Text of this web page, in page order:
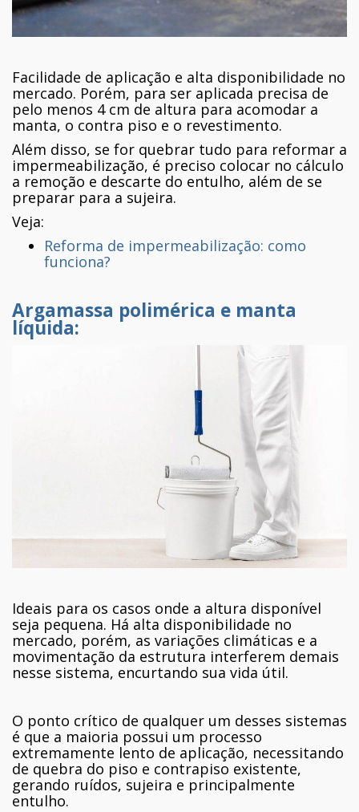
Facilidade de aplicação e alta disponibilidade no
mercado. Porém, para ser aplicada precisa de
pelo menos 4 cm de altura para acomodar a
manta, o contra piso e o revestimento.
Além disso, se for quebrar tudo para reformar a
impermeabilização, é preciso colocar no cálculo
a remoção e descarte do entulho, além de se
preparar para a sujeira.
Veja:
Reforma de impermeabilização: como
funciona?
Argamassa polimérica e manta
líquida:
Ideais para os casos onde a altura disponível
seja pequena. Há alta disponibilidade no
mercado, porém, as variações climáticas e a
movimentação da estrutura interferem demais
nesse sistema, encurtando sua vida útil.
O ponto crítico de qualquer um desses sistemas
é que a maioria possui um processo
extremamente lento de aplicação, necessitando
de quebra do piso e contrapiso existente,
gerando ruídos, sujeira e principalmente
entulho.